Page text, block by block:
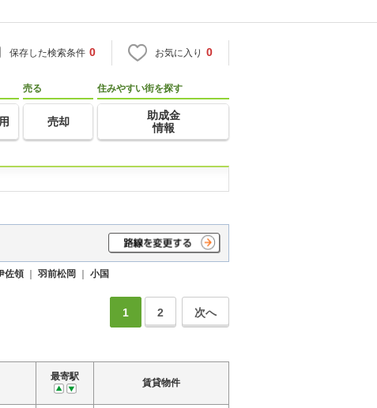
保存した検索条件 0 お気に入り 0
売る
売却
住みやすい街を探す
助成金
情報
佐領 ｜ 羽前松岡 ｜ 小国
1 2 次へ
最寄駅
賃貸物件